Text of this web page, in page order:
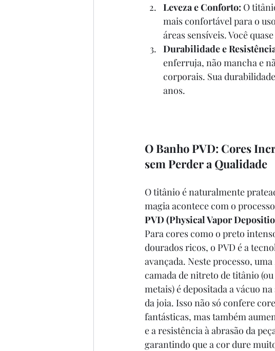
Leveza e Conforto: O
mais confortável para o
áreas sensíveis. Você
Durabilidade e
enferruja, não mancha e
corporais. Sua
anos.
O Banho PVD: Cores
sem Perder a Qualidade
O titânio é naturalmente
magia acontece com o
PVD (Physical Vapor
Para cores como o preto
dourados ricos, o PVD é a
avançada. Neste processo,
camada de nitreto de titânio
metais) é depositada a vácuo
da joia. Isso não só confere
fantásticas, mas também
e a resistência à abrasão da
garantindo que a cor dure